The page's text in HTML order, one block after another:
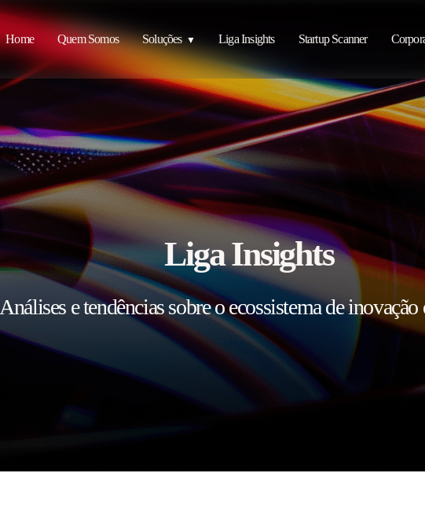
Home Quem Somos Soluções Liga Insights Startup Scanner
Liga Insights
Análises e tendências sobre o ecossistema de inovação